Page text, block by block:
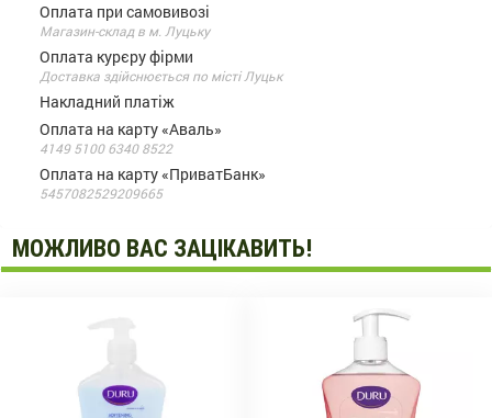
Оплата при самовивозі
Магазин-склад в м. Луцьку
Оплата курєру фірми
Доставка здійснюється по місті Луцьк
Накладний платіж
Оплата на карту «Аваль»
4149 5100 6340 8522
Оплата на карту «ПриватБанк»
5457082529209665
МОЖЛИВО ВАС ЗАЦІКАВИТЬ!